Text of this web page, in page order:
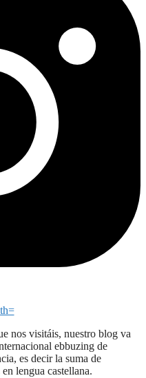
nos visitáis, nuestro blog va
ebbuzing de
es decir la suma de
lengua castellana.